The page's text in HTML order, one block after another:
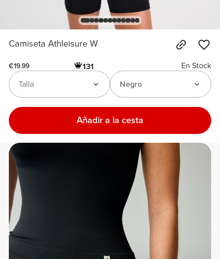
Camiseta Athleisure W
€19.99 131
En Stock
Negro
Talla
Añadir a la cesta